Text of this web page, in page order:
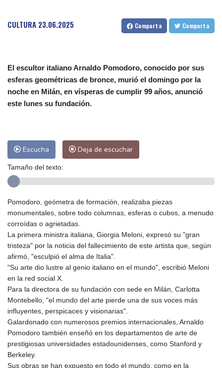
El futbolista inglés Ivan Toney, acusado tras una agresión en una
CULTURA 23.06.2025 Comparta Comparta
El escultor italiano Arnaldo Pomodoro, conocido por sus
esferas geométricas de bronce, murió el domingo por la
noche en Milán, en vísperas de cumplir 99 años, anunció
este lunes su fundación.
Escucha Deja de escuchar
Tamaño del texto:
Pomodoro, geómetra de formación, realizaba piezas
monumentales, sobre todo columnas, esferas o cubos, a menudo
corroídas o agrietadas.
La primera ministra italiana, Giorgia Meloni, expresó su "gran
tristeza" por la noticia del fallecimiento de este artista que, según
afirmó, "esculpió el alma de Italia".
"Su arte dio lustre al genio italiano en el mundo", escribió Meloni
en la red social X.
Para la directora de su fundación con sede en Milán, Carlotta
Montebello, "el mundo del arte pierde una de sus voces más
influyentes, perspicaces y visionarias".
Galardonado con numerosos premios internacionales, Arnaldo
Pomodoro también enseñó en los departamentos de arte de
prestigiosas universidades estadounidenses, como Stanford y
Berkeley.
Sus obras se han expuesto en todo el mundo, como en la